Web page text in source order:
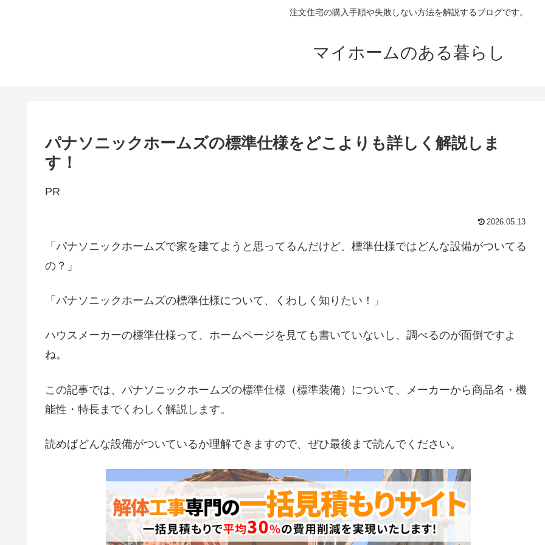
注文住宅の購入手順や失敗しない方法を解説するブログです。
マイホームのある暮らし
パナソニックホームズの標準仕様をどこよりも詳しく解説しま
す！
PR
2026.05.13
「パナソニックホームズで家を建てようと思ってるんだけど、標準仕様ではどんな設備がついてる
の？」
「パナソニックホームズの標準仕様について、くわしく知りたい！」
ハウスメーカーの標準仕様って、ホームページを見ても書いていないし、調べるのが面倒ですよ
ね。
この記事では、パナソニックホームズの標準仕様（標準装備）について、メーカーから商品名・機
能性・特長までくわしく解説します。
読めばどんな設備がついているか理解できますので、ぜひ最後まで読んでください。